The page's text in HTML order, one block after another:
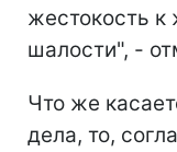
жестокость
шалости", -
Что же
дела, то,